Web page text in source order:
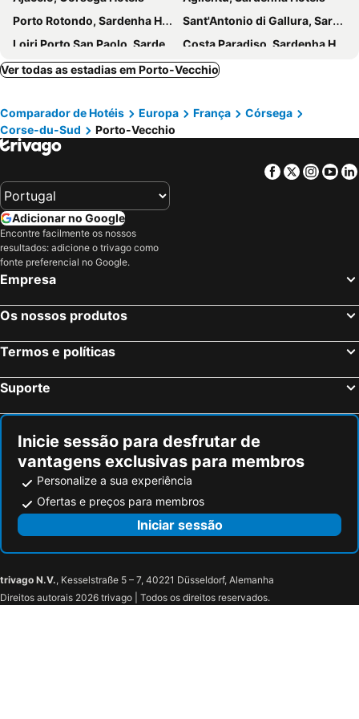
Porto Rotondo, Sardenha Hotéis
Sant'Antonio di Gallura, Sardenha Hotéis
Loiri Porto San Paolo, Sardenha Hotéis
Costa Paradiso, Sardenha Hotéis
Isola Rossa, Sardenha Hotéis
Tempio Pausania, Sardenha Hotéis
Golfo di Marinella, Sardenha Hotéis
Albitreccia, Córsega Hotéis
Propriano, Córsega Hotéis
Porticcio, Córsega Hotéis
Porto, Córsega Hotéis
Bastia, Córsega Hotéis
Calvi, Córsega Hotéis
Lucciana, Córsega Hotéis
Paris, França Hotéis
Coupvray, França Hotéis
Bordéus, Aquitânia Hotéis
Magny le Hongre, França Hotéis
Ver todas as estadias em Porto-Vecchio
Comparador de Hotéis Europa França
Córsega
Corse-du-Sud
Porto-Vecchio
Facebook
Twitter
Adicionar no Google
Encontre facilmente os nossos
resultados: adicione o trivago como
fonte preferencial no Google.
Empresa
Os nossos produtos
Termos e políticas
Suporte
Inicie sessão para desfrutar de
vantagens exclusivas para membros
Personalize a sua experiência
Ofertas e preços para membros
Iniciar sessão
trivago N.V., Kesselstraße 5 – 7, 40221 Düsseldorf, Alemanha
Direitos autorais 2026 trivago | Todos os direitos reservados.